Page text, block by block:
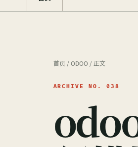
首页 /ODOO / 正文
ARCHIVE NO. 038